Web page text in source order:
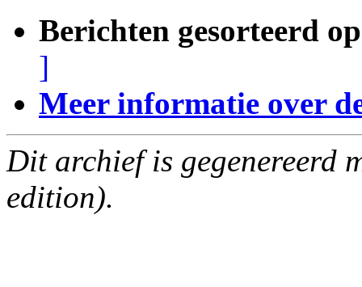
Berichten gesorteerd
]
Meer informatie over
Dit archief is gegenereerd
edition).